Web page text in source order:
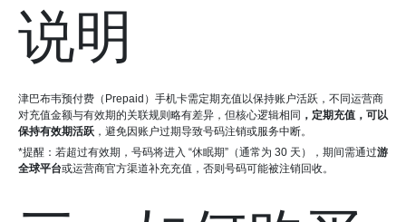
说明
津巴布韦预付费（Prepaid）手机卡需定期充值以保持账户活跃，不同运营商
对充值金额与有效期的关联规则略有差异，但核心逻辑相同 ，定期充值，可以
保持有效期活跃 ，避免因账户过期导致号码注销或服务中断。
*提醒：若超过有效期，号码将进入 “休眠期”（通常为 30 天），期间需通过游
全球平台或运营商官方渠道补充充值，否则号码可能被注销回收。